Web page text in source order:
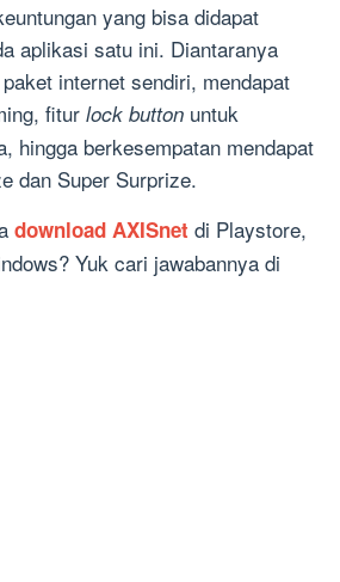
yang bisa didapat
aplikasi satu ini. Diantaranya
internet sendiri, mendapat
fitur lock button untuk
hingga berkesempatan mendapat
dan Super Surprize.
download AXISnet di Playstore,
Yuk cari jawabannya di